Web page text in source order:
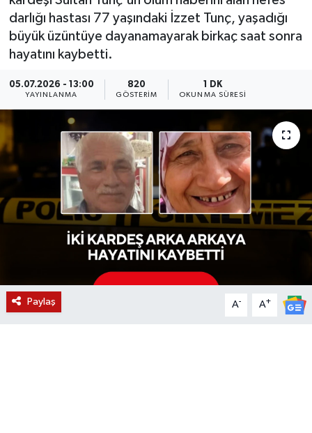
darlığı hastası 77 yaşındaki İzzet Tunç, yaşadığı
büyük üzüntüye dayanamayarak birkaç saat sonra
hayatını kaybetti.
05.07.2026 - 13:00
YAYINLANMA
820
GÖSTERIM
1 DK
OKUNMA SÜRESI
Paylaş A- A+
KÜLTÜR SANAT
YAŞAM
LIFE
SARIGÖL
SARUHANLI
SELENDİ
KIRKAĞAÇ
DEMİRCİ
GÖLMARMARA
GÖRDES
KÖPRÜBAŞI
SOMA
KÖPRÜBAŞI
KULA
SALİHLİ
SARIGÖL
SARUHANLI
ŞEHZADELER
SELENDİ
TURGUTLU
EKONOMİ
EĞİTİM
KÜLTÜR SANAT
SPOR
YAŞAM
LIFE
BİLİM VE TEKNOLOJİ
MANİSA'NIN YÖRESEL LEZZETLERİ